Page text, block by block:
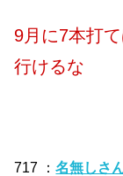
9月に7本打
行けるな
717 ：名無しさ